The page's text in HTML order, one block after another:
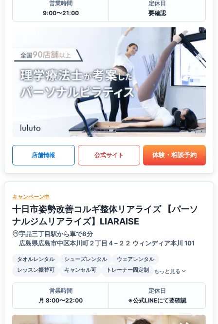
営業時間
9:00〜21:00
定休日
要確認
店舗情報 公式サイト 体験・相談予約
キャンペーン中
十日市姿勢改善コルギ整体リアライズ 【パーソ
ナルジムリアライズ】LIARAISE
宇品三丁目駅から車で8分
広島県広島市中区本川町２丁目４−２２ ウィンディア本川 101
タオルレンタル シューズレンタル
ウェアレンタル
レッスン振替可
キャンセル可 トレーナー固定制 もっと見る
営業時間
月 8:00〜22:00
定休日
※公式LINEにて要確認